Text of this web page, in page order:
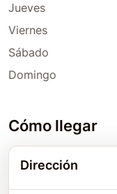
Jueves
Viernes
Sábado
Domingo
Cómo llegar
Dirección